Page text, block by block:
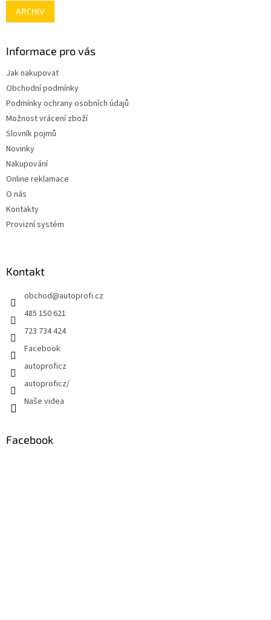
ARCHIV
Informace pro vás
Jak nakupovat
Obchodní podmínky
Podmínky ochrany osobních údajů
Možnost vrácení zboží
Slovník pojmů
Novinky
Nakupování
Online reklamace
O nás
Kontakty
Provizní systém
Kontakt
obchod@autoprofi.cz
485 150 621
723 734 424
Facebook
autoproficz
autoproficz/
Naše videa
Facebook